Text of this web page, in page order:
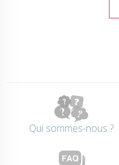
Qui sommes-nous ?